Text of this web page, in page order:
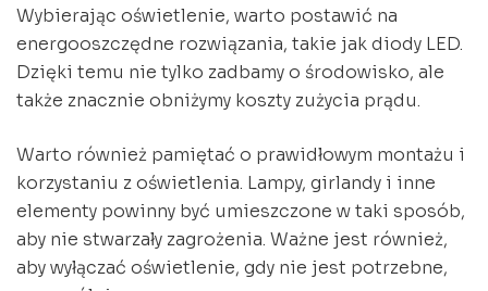
Wybierając oświetlenie, warto postawić na
energooszczędne rozwiązania, takie jak diody LED.
Dzięki temu nie tylko zadbamy o środowisko, ale
także znacznie obniżymy koszty zużycia prądu.
Warto również pamiętać o prawidłowym montażu i
korzystaniu z oświetlenia. Lampy, girlandy i inne
elementy powinny być umieszczone w taki sposób,
aby nie stwarzały zagrożenia. Ważne jest również,
aby wyłączać oświetlenie, gdy nie jest potrzebne,